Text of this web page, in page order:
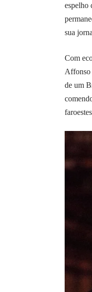
espelho
sua
Com
Affonso
de um